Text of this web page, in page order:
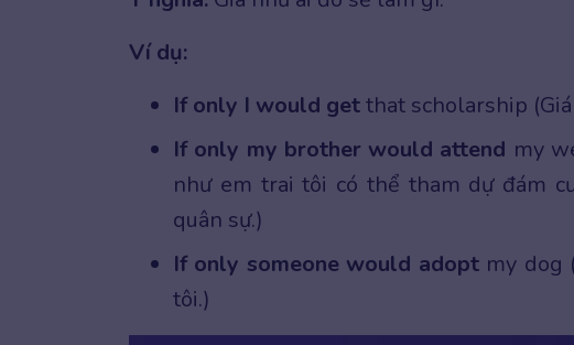
Ví dụ:
If only I would getthat scholarship
If only my brother would attend my
như em trai tôi có thể tham dự đám
quân sự.)
If only someone would adoptmy dog
tôi.)